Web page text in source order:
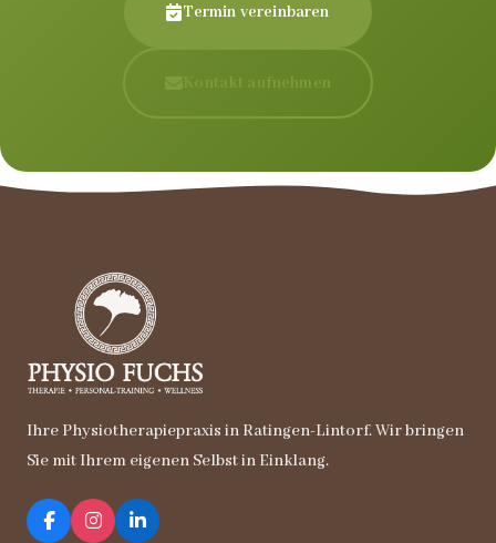
Termin vereinbaren
Kontakt aufnehmen
Ihre Physiotherapiepraxis in Ratingen-Lintorf. Wir bringen
Sie mit Ihrem eigenen Selbst in Einklang.